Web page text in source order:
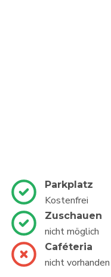
Parkplatz
Kostenfrei
Zuschauen
nicht möglich
Caféteria
nicht vorhanden